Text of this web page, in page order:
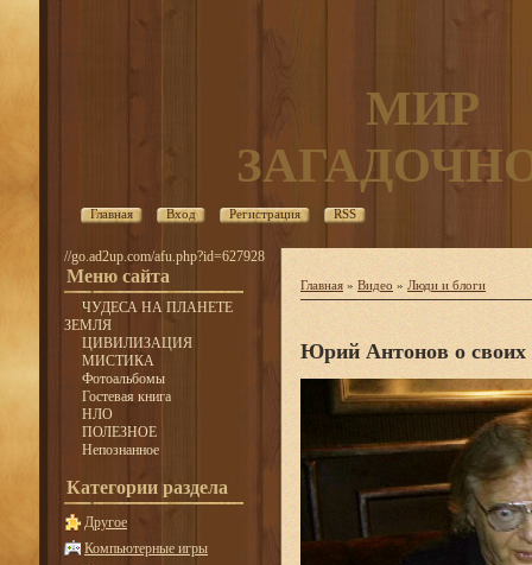
МИР
Главная Вход Регистрация RSS
//go.ad2up.com/afu.php?id=627928
Меню сайта
ЧУДЕСА НА ПЛАНЕТЕ
ЗЕМЛЯ
ЦИВИЛИЗАЦИЯ
МИСТИКА
Фотоальбомы
Гостевая книга
НЛО
ПОЛЕЗНОЕ
Непознанное
Категории раздела
Другое
Компьютерные игры
Главная » Видео » Люди и блоги
Юрий Антонов о своих